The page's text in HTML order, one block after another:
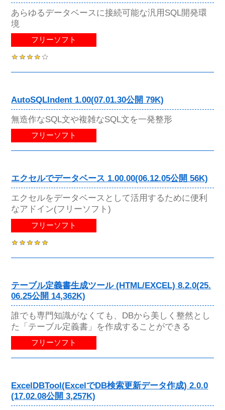
あらゆるデータベースに接続可能な汎用SQL開発環
境
フリーソフト
AutoSQLIndent 1.00(07.01.30公開 79K)
無造作なSQL文や複雑なSQL文を一発整形
フリーソフト
エクセルでデータベース 1.00.00(06.12.05公開 56K)
エクセルをデータベースとして活用するために便利
なアドイン(フリーソフト)
フリーソフト
テーブル定義書生成ツール (HTML/EXCEL) 8.2.0(25.
06.25公開 14,362K)
誰でも専門知識がなくても、DBから美しく整然とし
た「テーブル定義書」を作成することができる
フリーソフト
ExcelDBTool(ExcelでDB検索更新データ作成) 2.0.0
(17.02.08公開 3,257K)